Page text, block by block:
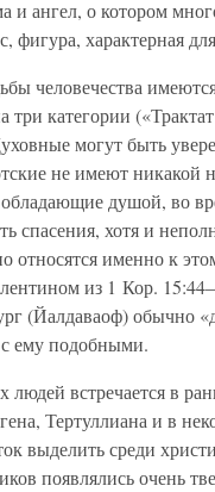
и ангел, о котором
характерная
человечества
три категории
могут быть
не имеют никакой
душой, во
спасения, хотя и
относятся именно к
из 1 Кор.
(Йалдаваоф) обычно
ему подобными.
людей встречается в
Тертуллиана и в
выделить среди
появлялись очень